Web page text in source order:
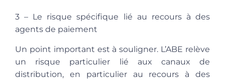
3 – Le risque spécifique lié au recours à des
agents de paiement
Un point important est à souligner. L’ABE relève
un risque particulier lié aux canaux de
distribution, en particulier au recours à des